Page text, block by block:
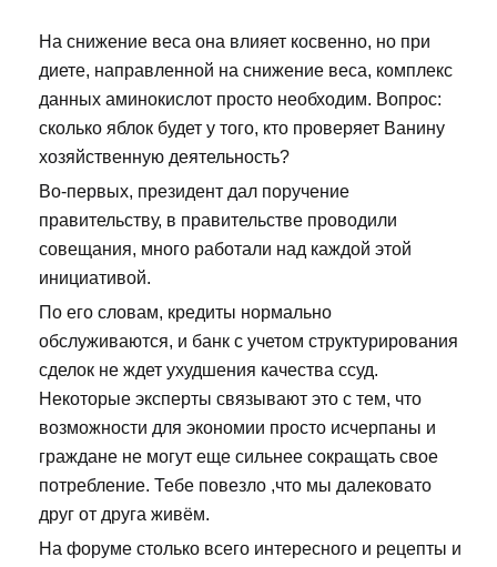
На снижение веса она влияет косвенно, но при
диете, направленной на снижение веса, комплекс
данных аминокислот просто необходим. Вопрос:
сколько яблок будет у того, кто проверяет Ванину
хозяйственную деятельность?
Во-первых, президент дал поручение
правительству, в правительстве проводили
совещания, много работали над каждой этой
инициативой.
По его словам, кредиты нормально
обслуживаются, и банк с учетом структурирования
сделок не ждет ухудшения качества ссуд.
Некоторые эксперты связывают это с тем, что
возможности для экономии просто исчерпаны и
граждане не могут еще сильнее сокращать свое
потребление. Тебе повезло ,что мы далековато
друг от друга живём.
На форуме столько всего интересного и рецепты и